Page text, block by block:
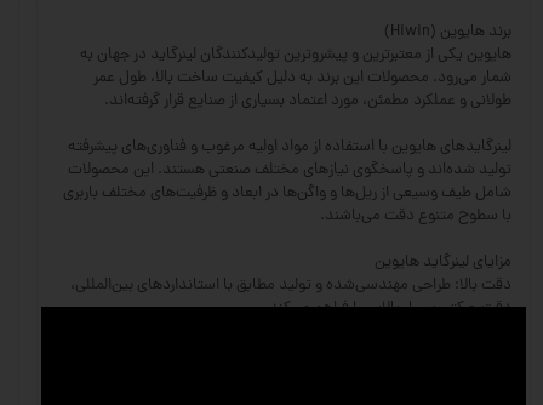
برند هایوین (Hiwin)
هایوین یکی از معتبرترین و پیشروترین تولیدکنندگان لینرگاید در جهان به
شمار می‌رود. محصولات این برند به دلیل کیفیت ساخت بالا، طول عمر
طولانی و عملکرد مطمئن، مورد اعتماد بسیاری از صنایع قرار گرفته‌اند.
لینرگایدهای هایوین با استفاده از مواد اولیه مرغوب و فناوری‌های پیشرفته
تولید شده‌اند و پاسخگوی نیازهای مختلف صنعتی هستند. این محصولات
شامل طیف وسیعی از ریل‌ها و واگن‌ها در ابعاد و ظرفیت‌های مختلف باربری
با سطوح متنوع دقت می‌باشند.
مزایای لینرگاید هایوین
دقت بالا: طراحی مهندسی‌شده و تولید مطابق با استانداردهای بین‌المللی،
دقت حرکتی بسیار بالایی را فراهم می‌کند.